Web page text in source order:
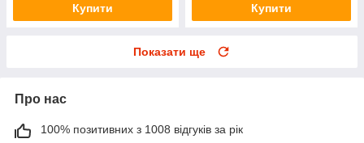
Купити Купити
Показати ще
Про нас
100% позитивних з 1008 відгуків за рік